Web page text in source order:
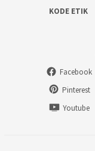
KODE ETIK
Facebook
Pinterest
Youtube